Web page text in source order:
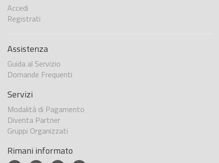
Accedi
Registrati
Assistenza
Guida al Servizio
Domande Frequenti
Servizi
Modalità di Pagamento
Diventa Partner
Gruppi Organizzati
Rimani informato